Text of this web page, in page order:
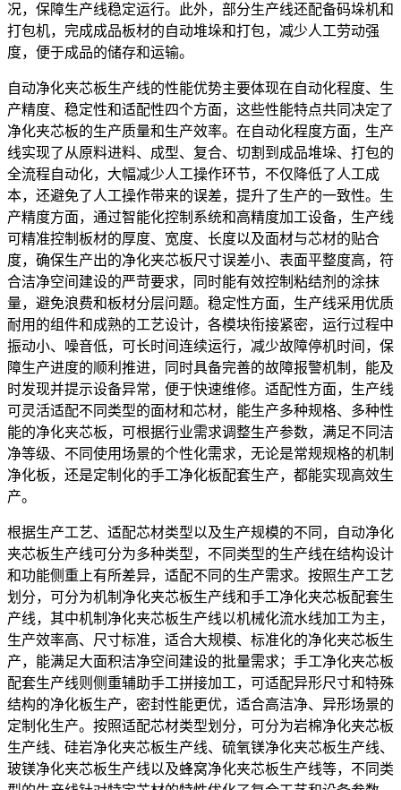
况，保障生产线稳定运行。此外，部分生产线还配备码垛机和
打包机，完成成品板材的自动堆垛和打包，减少人工劳动强
度，便于成品的储存和运输。
自动净化夹芯板生产线的性能优势主要体现在自动化程度、生
产精度、稳定性和适配性四个方面，这些性能特点共同决定了
净化夹芯板的生产质量和生产效率。在自动化程度方面，生产
线实现了从原料进料、成型、复合、切割到成品堆垛、打包的
全流程自动化，大幅减少人工操作环节，不仅降低了人工成
本，还避免了人工操作带来的误差，提升了生产的一致性。生
产精度方面，通过智能化控制系统和高精度加工设备，生产线
可精准控制板材的厚度、宽度、长度以及面材与芯材的贴合
度，确保生产出的净化夹芯板尺寸误差小、表面平整度高，符
合洁净空间建设的严苛要求，同时能有效控制粘结剂的涂抹
量，避免浪费和板材分层问题。稳定性方面，生产线采用优质
耐用的组件和成熟的工艺设计，各模块衔接紧密，运行过程中
振动小、噪音低，可长时间连续运行，减少故障停机时间，保
障生产进度的顺利推进，同时具备完善的故障报警机制，能及
时发现并提示设备异常，便于快速维修。适配性方面，生产线
可灵活适配不同类型的面材和芯材，能生产多种规格、多种性
能的净化夹芯板，可根据行业需求调整生产参数，满足不同洁
净等级、不同使用场景的个性化需求，无论是常规规格的机制
净化板，还是定制化的手工净化板配套生产，都能实现高效生
产。
根据生产工艺、适配芯材类型以及生产规模的不同，自动净化
夹芯板生产线可分为多种类型，不同类型的生产线在结构设计
和功能侧重上有所差异，适配不同的生产需求。按照生产工艺
划分，可分为机制净化夹芯板生产线和手工净化夹芯板配套生
产线，其中机制净化夹芯板生产线以机械化流水线加工为主，
生产效率高、尺寸标准，适合大规模、标准化的净化夹芯板生
产，能满足大面积洁净空间建设的批量需求；手工净化夹芯板
配套生产线则侧重辅助手工拼接加工，可适配异形尺寸和特殊
结构的净化板生产，密封性能更优，适合高洁净、异形场景的
定制化生产。按照适配芯材类型划分，可分为岩棉净化夹芯板
生产线、硅岩净化夹芯板生产线、硫氧镁净化夹芯板生产线、
玻镁净化夹芯板生产线以及蜂窝净化夹芯板生产线等，不同类